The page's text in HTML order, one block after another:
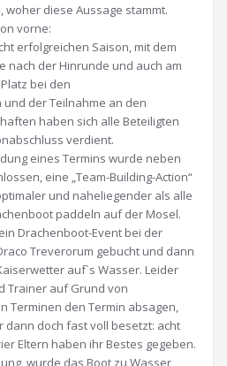
woher diese Aussage stammt.
vorne:
erfolgreichen Saison, mit dem
nach der Hinrunde und auch am
bei den
der Teilnahme an den
haben sich alle Beteiligten
verdient.
eines Termins wurde neben
eine „Team-Building-Action“
und naheliegender als alle
paddeln auf der Mosel.
Drachenboot-Event bei der
Treverorum gebucht und dann
auf`s Wasser. Leider
Trainer auf Grund von
Terminen den Termin absagen,
dann doch fast voll besetzt: acht
Eltern haben ihr Bestes gegeben.
wurde das Boot zu Wasser